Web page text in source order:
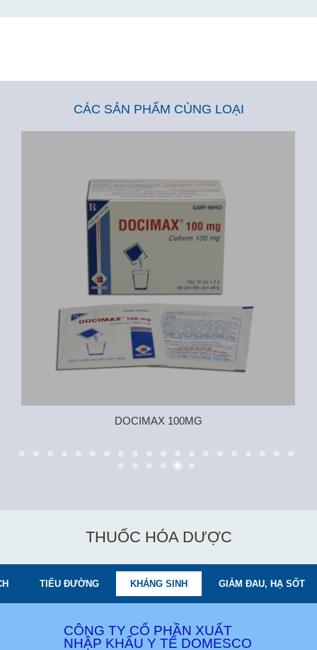
CÁC SẢN PHẨM CÙNG LOẠI
DOCIMAX 100MG
THUỐC HÓA DƯỢC
TIỂU ĐƯỜNG KHÁNG SINH GIẢM ĐAU, HẠ SỐT
CÔNG TY CỔ PHẦN XUẤT
NHẬP KHẨU Y TẾ DOMESCO